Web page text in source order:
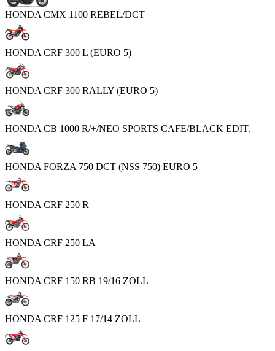
HONDA CMX 1100 REBEL/DCT
HONDA CRF 300 L (EURO 5)
HONDA CRF 300 RALLY (EURO 5)
HONDA CB 1000 R/+/NEO SPORTS CAFE/BLACK EDIT.
HONDA FORZA 750 DCT (NSS 750) EURO 5
HONDA CRF 250 R
HONDA CRF 250 LA
HONDA CRF 150 RB 19/16 ZOLL
HONDA CRF 125 F 17/14 ZOLL